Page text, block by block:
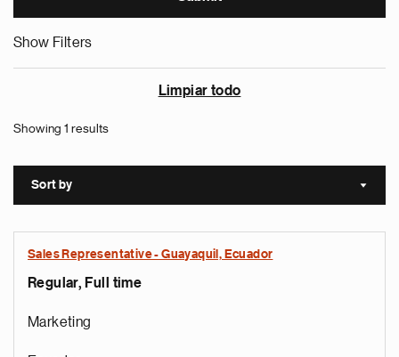
Show Filters
Limpiar todo
Showing 1 results
Sort by Sort
Sales Representative - Guayaquil, Ecuador
Regular, Full time
Marketing